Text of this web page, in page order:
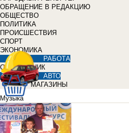
ОБРАЩЕНИЕ В РЕДАКЦИЮ
ОБЩЕСТВО
ПОЛИТИКА
ПРОИСШЕСТВИЯ
СПОРТ
ЭКОНОМИКА
РАБОТА
СПРАВОЧНИК
АВТО
МАГАЗИНЫ
Музыка